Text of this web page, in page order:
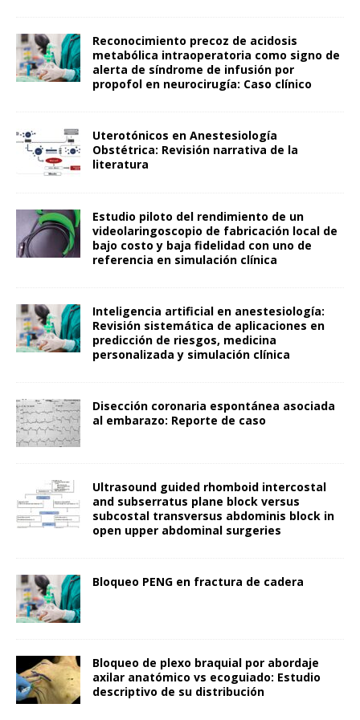
Reconocimiento precoz de acidosis
metabólica intraoperatoria como signo de
alerta de síndrome de infusión por
propofol en neurocirugía: Caso clínico
Uterotónicos en Anestesiología
Obstétrica: Revisión narrativa de la
literatura
Estudio piloto del rendimiento de un
videolaringoscopio de fabricación local de
bajo costo y baja fidelidad con uno de
referencia en simulación clínica
Inteligencia artificial en anestesiología:
Revisión sistemática de aplicaciones en
predicción de riesgos, medicina
personalizada y simulación clínica
Disección coronaria espontánea asociada
al embarazo: Reporte de caso
Ultrasound guided rhomboid intercostal
and subserratus plane block versus
subcostal transversus abdominis block in
open upper abdominal surgeries
Bloqueo PENG en fractura de cadera
Bloqueo de plexo braquial por abordaje
axilar anatómico vs ecoguiado: Estudio
descriptivo de su distribución